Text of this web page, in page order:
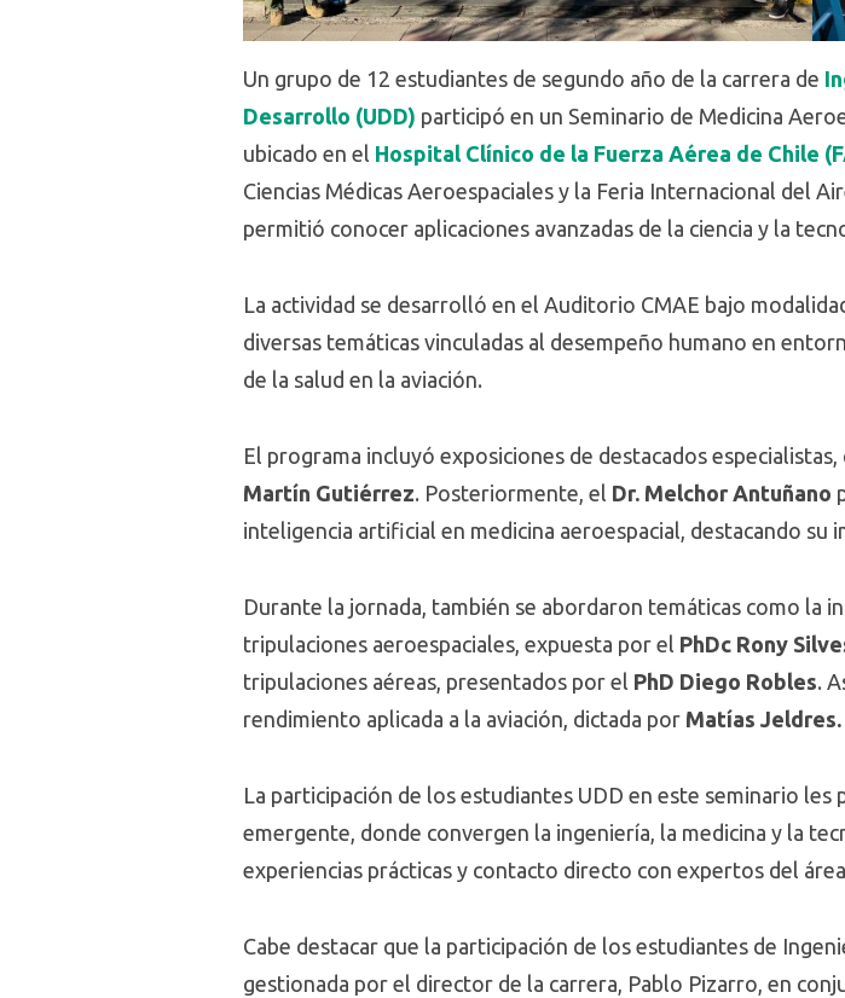
Un grupo de 12 estudiantes de segundo año de la carrera de
Desarrollo (UDD) participó en un Seminario de Medicina
ubicado en el Hospital Clínico de la Fuerza Aérea de Chile
Ciencias Médicas Aeroespaciales y la Feria Internacional del
permitió conocer aplicaciones avanzadas de la ciencia y la
La actividad se desarrolló en el Auditorio CMAE bajo
diversas temáticas vinculadas al desempeño humano en
de la salud en la aviación.
El programa incluyó exposiciones de destacados
Martín Gutiérrez. Posteriormente, el Dr. Melchor Antuñano
inteligencia artificial en medicina aeroespacial, destacando su
Durante la jornada, también se abordaron temáticas como la
tripulaciones aeroespaciales, expuesta por el PhDc Rony
tripulaciones aéreas, presentados por el PhD Diego Robles.
rendimiento aplicada a la aviación, dictada por Matías Jeldres.
La participación de los estudiantes UDD en este seminario
emergente, donde convergen la ingeniería, la medicina y la
experiencias prácticas y contacto directo con expertos del
Cabe destacar que la participación de los estudiantes de
gestionada por el director de la carrera, Pablo Pizarro, en